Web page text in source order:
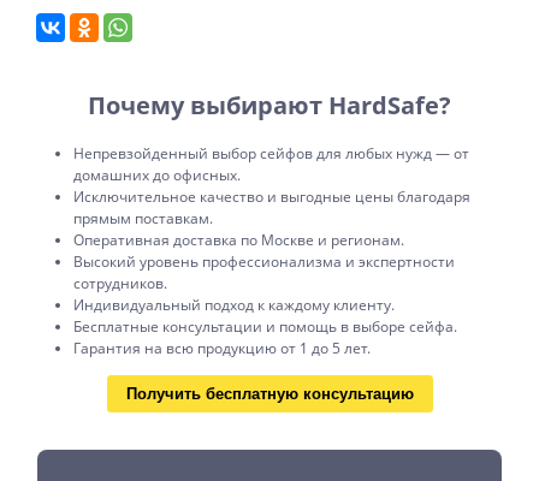
Почему выбирают HardSafe?
Непревзойденный выбор сейфов для любых нужд — от
домашних до офисных.
Исключительное качество и выгодные цены благодаря
прямым поставкам.
Оперативная доставка по Москве и регионам.
Высокий уровень профессионализма и экспертности
сотрудников.
Индивидуальный подход к каждому клиенту.
Бесплатные консультации и помощь в выборе сейфа.
Гарантия на всю продукцию от 1 до 5 лет.
Получить бесплатную консультацию